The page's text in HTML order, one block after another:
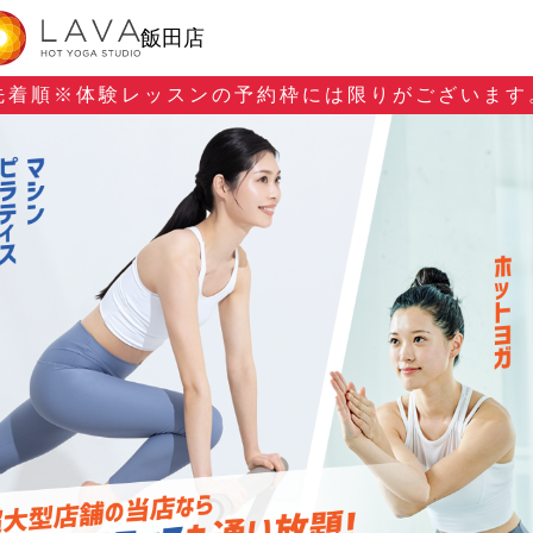
飯田店
順※ 体験レッスンの予約枠には限りがございます